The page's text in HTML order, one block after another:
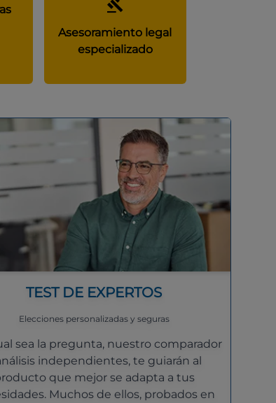
Asesoramiento legal
especializado
TEST DE EXPERTOS
Elecciones personalizadas y seguras
sea la pregunta, nuestro comparador
independientes, te guiarán al
que mejor se adapta a tus
Muchos de ellos, probados en